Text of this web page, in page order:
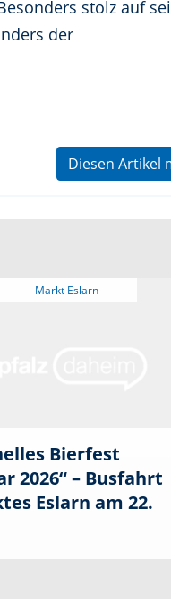
stolz auf
der
Diesen Artikel
Bierfest
2026“ – Busfahrt
Eslarn am 22.